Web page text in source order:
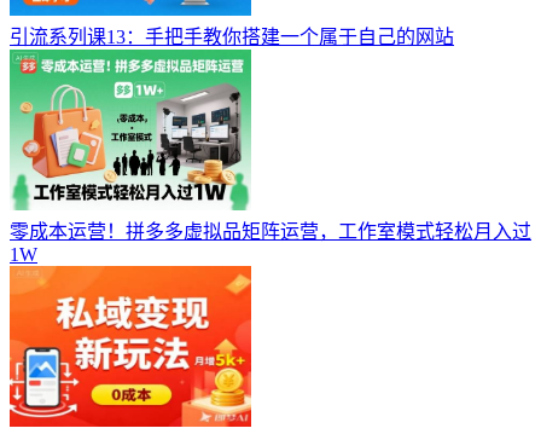
引流系列课13：手把手教你搭建一个属于自己的网站
零成本运营！拼多多虚拟品矩阵运营，工作室模式轻松月入过
1W